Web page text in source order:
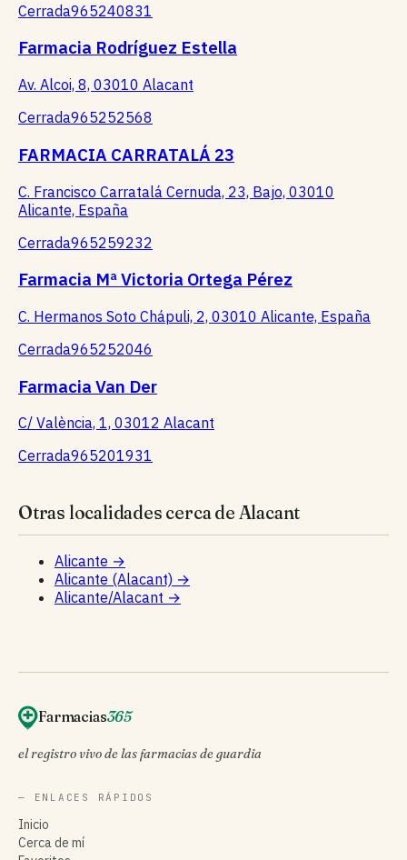
Cerrada965240831
Farmacia Rodríguez Estella
Av. Alcoi, 8, 03010 Alacant
Cerrada965252568
FARMACIA CARRATALÁ 23
C. Francisco Carratalá Cernuda, 23, Bajo, 03010
Alicante, España
Cerrada965259232
Farmacia Mª Victoria Ortega Pérez
C. Hermanos Soto Chápuli, 2, 03010 Alicante, España
Cerrada965252046
Farmacia Van Der
C/ València, 1, 03012 Alacant
Cerrada965201931
Otras localidades cerca de Alacant
Alicante →
Alicante (Alacant) →
Alicante/Alacant →
Farmacias365
el registro vivo de las farmacias de guardia
— ENLACES RÁPIDOS
Inicio
Cerca de mí